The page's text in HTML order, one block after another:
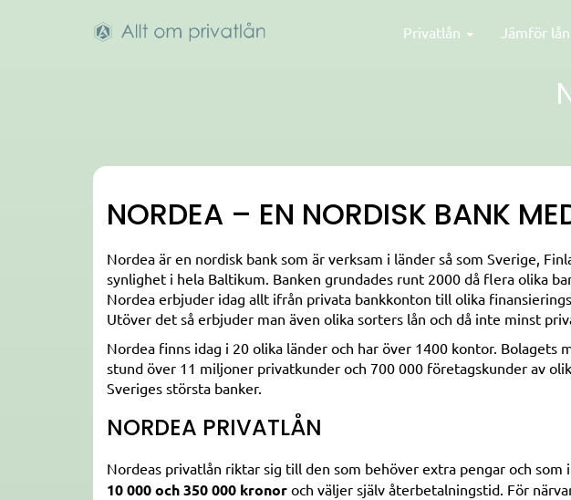
Privatlån Jämför lån
NORDEA – EN NORDISK BANK
Nordea är en nordisk bank som är verksam i länder så som Sverige,
synlighet i hela Baltikum. Banken grundades runt 2000 då flera olika
Nordea erbjuder idag allt ifrån privata bankkonton till olika
Utöver det så erbjuder man även olika sorters lån och då inte minst
Nordea finns idag i 20 olika länder och har över 1400 kontor.
stund över 11 miljoner privatkunder och 700 000 företagskunder av
Sveriges största banker.
NORDEA PRIVATLÅN
Nordeas privatlån riktar sig till den som behöver extra pengar och
10 000 och 350 000 kronor och väljer själv återbetalningstid. För